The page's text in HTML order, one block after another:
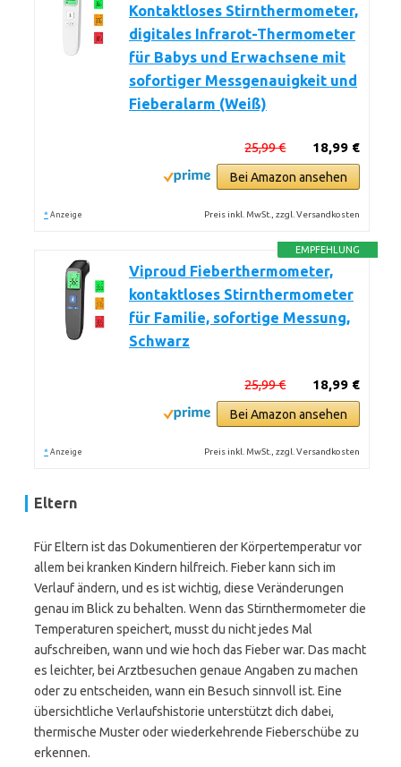
Kontaktloses Stirnthermometer,
digitales Infrarot-Thermometer
für Babys und Erwachsene mit
sofortiger Messgenauigkeit und
Fieberalarm (Weiß)
18,99 €
25,99 €
Bei Amazon ansehen
* Anzeige Preis inkl. MwSt., zzgl. Versandkosten
EMPFEHLUNG
Viproud Fieberthermometer,
kontaktloses Stirnthermometer
für Familie, sofortige Messung,
Schwarz
18,99 €
25,99 €
Bei Amazon ansehen
* Anzeige Preis inkl. MwSt., zzgl. Versandkosten
Eltern
Für Eltern ist das Dokumentieren der Körpertemperatur vor
allem bei kranken Kindern hilfreich. Fieber kann sich im
Verlauf ändern, und es ist wichtig, diese Veränderungen
genau im Blick zu behalten. Wenn das Stirnthermometer die
Temperaturen speichert, musst du nicht jedes Mal
aufschreiben, wann und wie hoch das Fieber war. Das macht
es leichter, bei Arztbesuchen genaue Angaben zu machen
oder zu entscheiden, wann ein Besuch sinnvoll ist. Eine
übersichtliche Verlaufshistorie unterstützt dich dabei,
thermische Muster oder wiederkehrende Fieberschübe zu
erkennen.